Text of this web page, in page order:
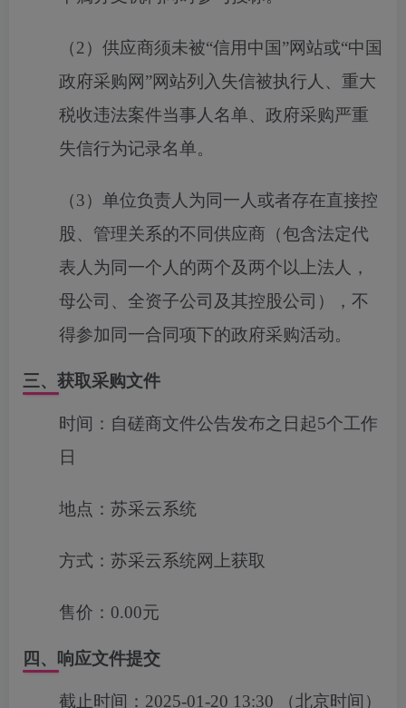
（2） 供应商须未被“信用中国”网站或“中国
政府采购网”网站列入失信被执行人、重大
税收违法案件当事人名单、政府采购严重
失信行为记录名单。
（3）单位负责人为同一人或者存在直接控
股、管理关系的不同供应商（包含法定代
表人为同一个人的两个及两个以上法人，
母公司、全资子公司及其控股公司），不
得参加同一合同项下的政府采购活动。
三、获取采购文件
时间： 自磋商文件公告发布之日起5个工作
日
地点： 苏采云系统
方式： 苏采云系统网上获取
售价： 0.00元
四、响应文件提交
截止时间： 2025-01-20 13:30 （北京时间）